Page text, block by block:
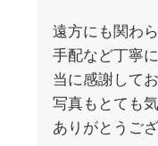
遠方にも関わ
手配など丁寧
当に感謝してお
写真もとても
ありがとうご